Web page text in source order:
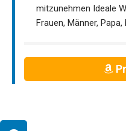
mitzunehmen Ideale
Frauen, Männer,